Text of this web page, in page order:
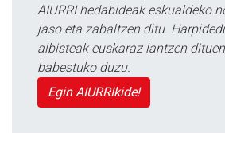
AIURRI hedabideak eskualdeko
jaso eta zabaltzen ditu.
albisteak euskaraz lantzen
babestuko duzu.
Egin AIURRIkide!